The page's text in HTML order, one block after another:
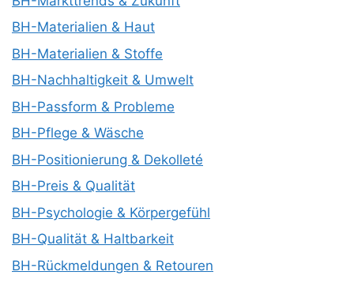
BH-Materialien & Haut
BH-Materialien & Stoffe
BH-Nachhaltigkeit & Umwelt
BH-Passform & Probleme
BH-Pflege & Wäsche
BH-Positionierung & Dekolleté
BH-Preis & Qualität
BH-Psychologie & Körpergefühl
BH-Qualität & Haltbarkeit
BH-Rückmeldungen & Retouren